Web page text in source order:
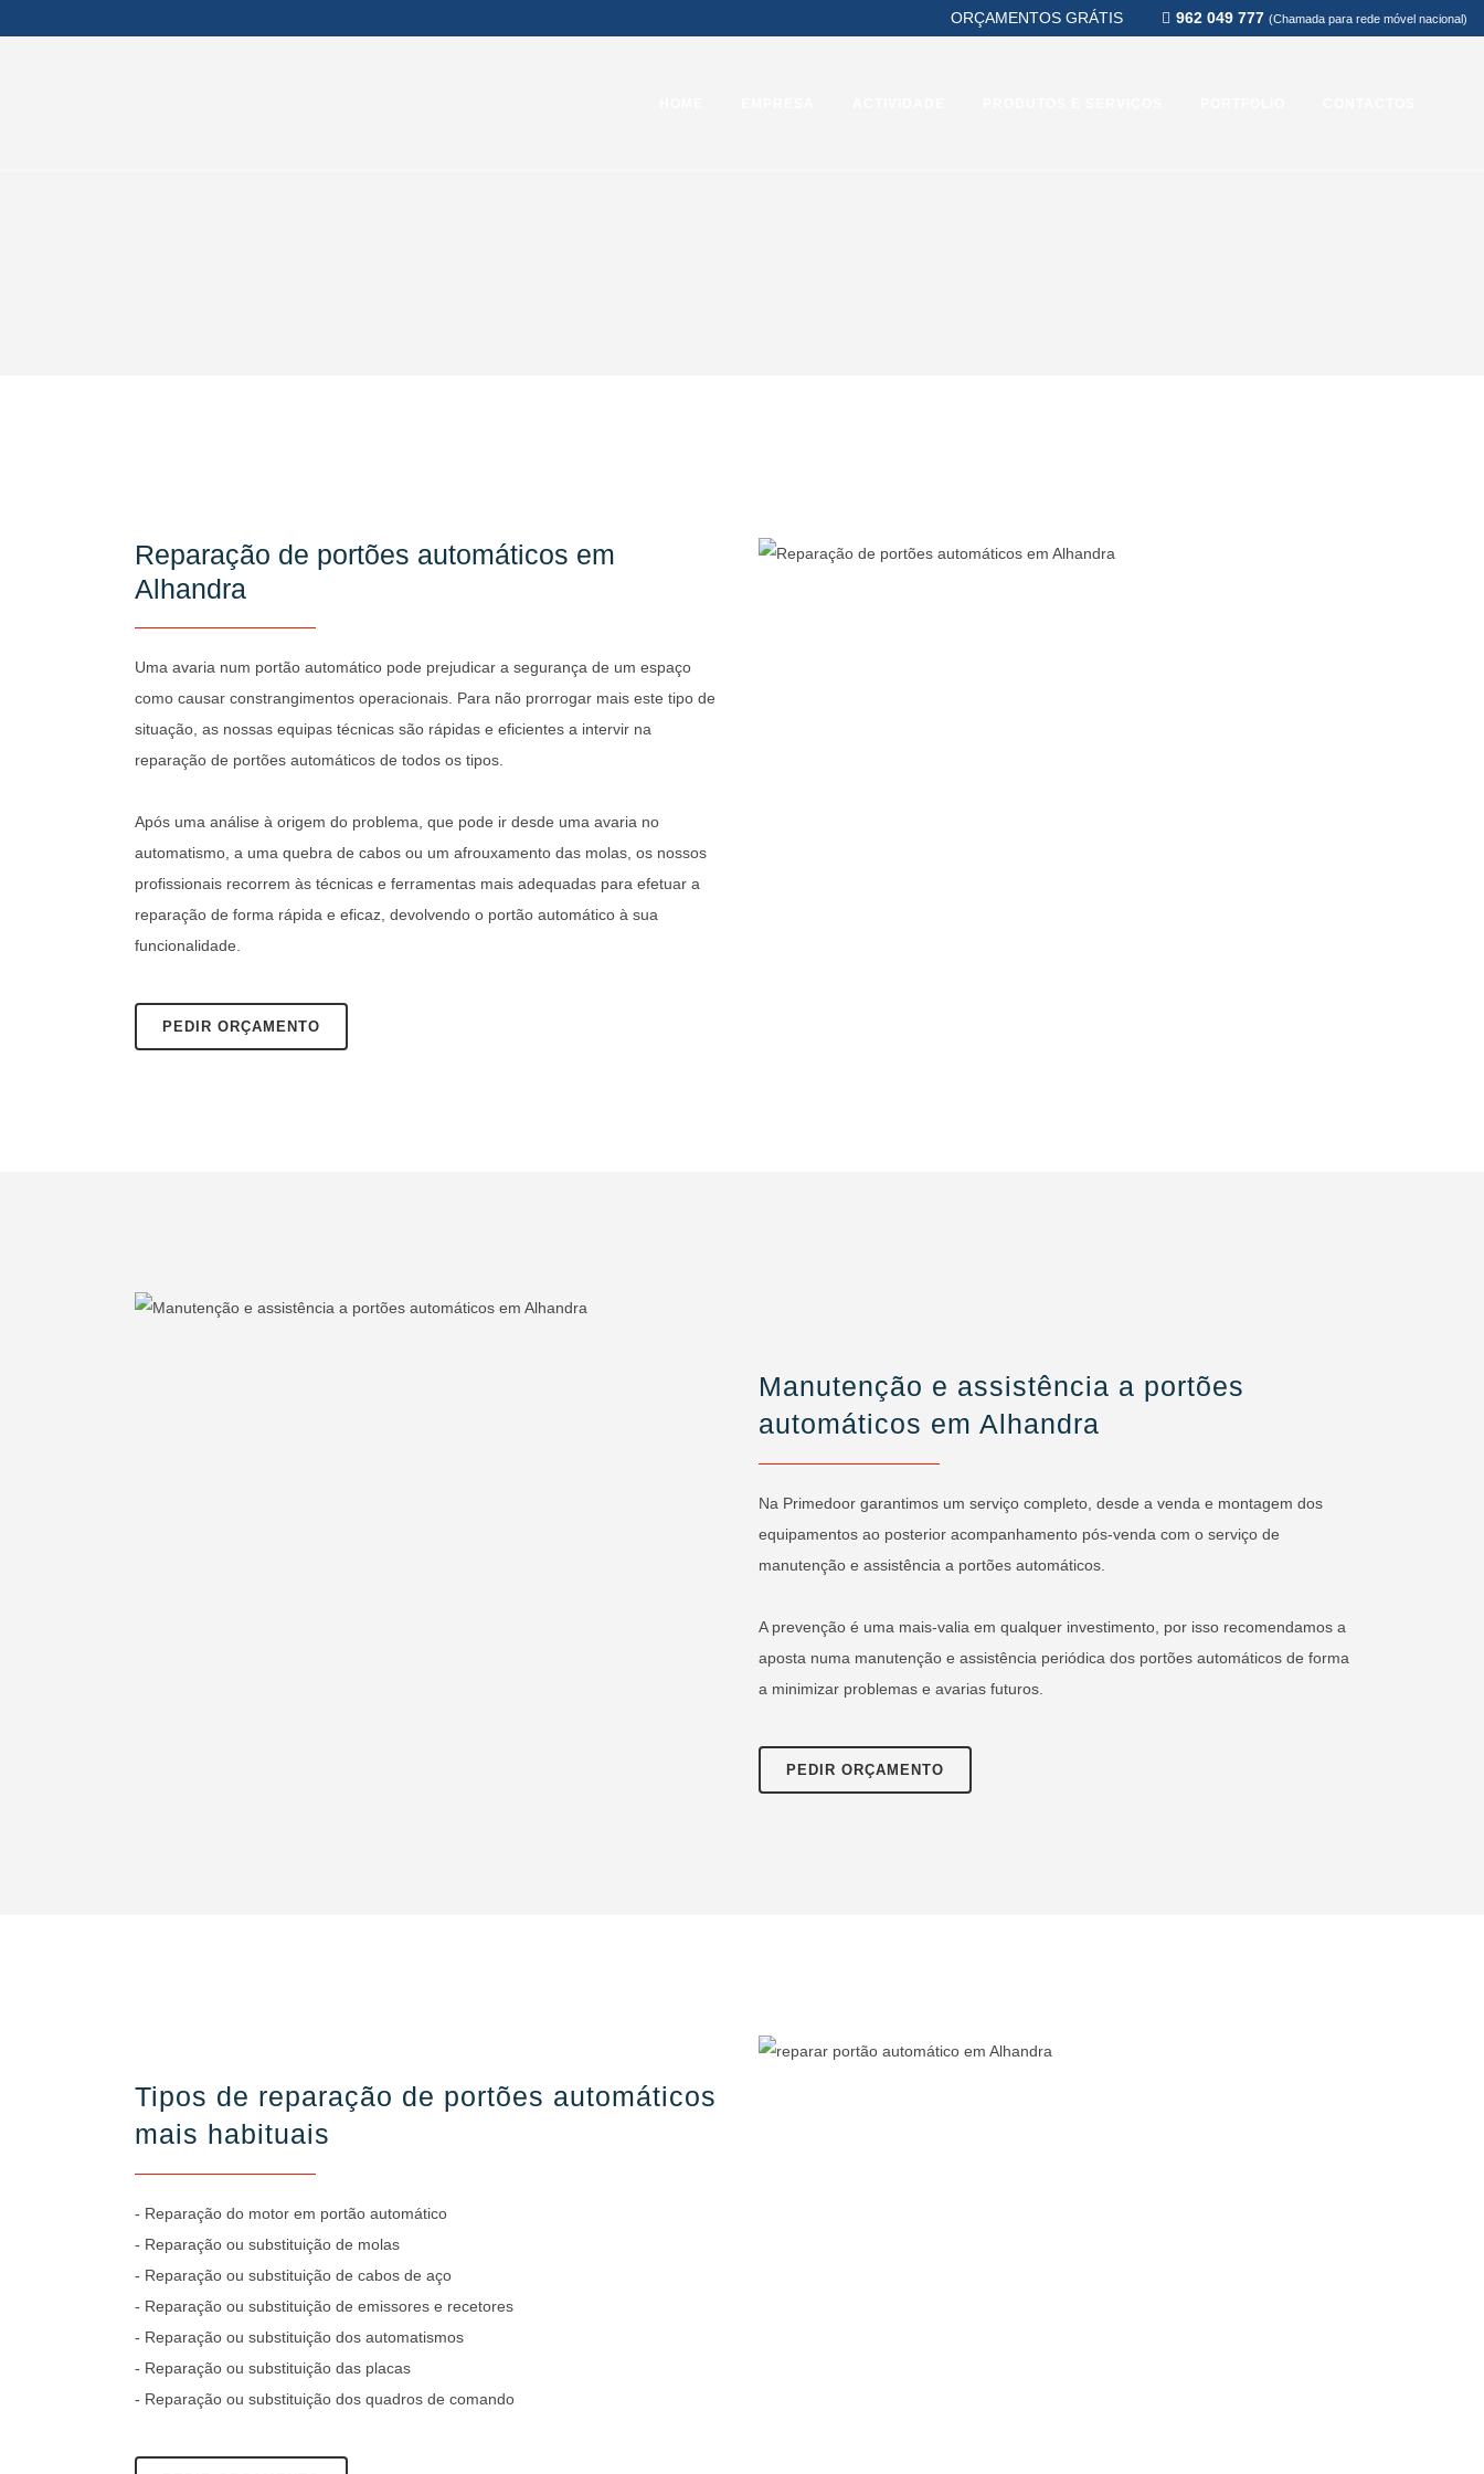
ORÇAMENTOS GRÁTIS 962 049 777 (Chamada para rede móvel nacional)
Reparação de portões automáticos em
Alhandra
Uma avaria num portão automático pode prejudicar a segurança de um espaço
como causar constrangimentos operacionais. Para não prorrogar mais este tipo de
situação, as nossas equipas técnicas são rápidas e eficientes a intervir na
reparação de portões automáticos de todos os tipos.
Após uma análise à origem do problema, que pode ir desde uma avaria no
automatismo, a uma quebra de cabos ou um afrouxamento das molas, os nossos
profissionais recorrem às técnicas e ferramentas mais adequadas para efetuar a
reparação de forma rápida e eficaz, devolvendo o portão automático à sua
funcionalidade.
PEDIR ORÇAMENTO
Manutenção e assistência a portões
automáticos em Alhandra
Na Primedoor garantimos um serviço completo, desde a venda e montagem dos
equipamentos ao posterior acompanhamento pós-venda com o serviço de
manutenção e assistência a portões automáticos.
A prevenção é uma mais-valia em qualquer investimento, por isso recomendamos a
aposta numa manutenção e assistência periódica dos portões automáticos de forma
a minimizar problemas e avarias futuros.
PEDIR ORÇAMENTO
Tipos de reparação de portões automáticos
mais habituais
- Reparação do motor em portão automático
- Reparação ou substituição de molas
- Reparação ou substituição de cabos de aço
- Reparação ou substituição de emissores e recetores
- Reparação ou substituição dos automatismos
- Reparação ou substituição das placas
- Reparação ou substituição dos quadros de comando